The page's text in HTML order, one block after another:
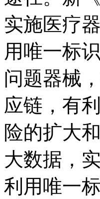
实施医疗
用唯一标
问题器械
应链，有
险的扩大
大数据，
利用唯一